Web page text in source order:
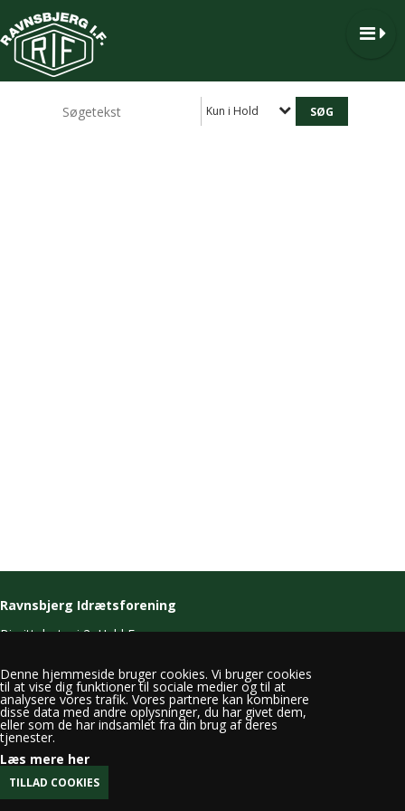
Kun i Hold
Ravnsbjerg Idrætsforening
Birgittelystvej 2, Hald Ege
T. 21 43 31 11
E. info@ravnsbjerg-if.dk
CVR 31717175
Denne hjemmeside bruger cookies. Vi bruger cookies
til at vise dig funktioner til sociale medier og til at
analysere vores trafik. Vores partnere kan kombinere
disse data med andre oplysninger, du har givet dem,
eller som de har indsamlet fra din brug af deres
tjenester.
Læs mere her